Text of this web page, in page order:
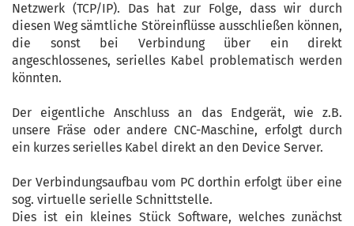
Netzwerk (TCP/IP). Das hat zur Folge, dass wir durch
diesen Weg sämtliche Störeinflüsse ausschließen können,
die sonst bei Verbindung über ein direkt
angeschlossenes, serielles Kabel problematisch werden
könnten.
Der eigentliche Anschluss an das Endgerät, wie z.B.
unsere Fräse oder andere CNC-Maschine, erfolgt durch
ein kurzes serielles Kabel direkt an den Device Server.
Der Verbindungsaufbau vom PC dorthin erfolgt über eine
sog. virtuelle serielle Schnittstelle.
Dies ist ein kleines Stück Software, welches zunächst